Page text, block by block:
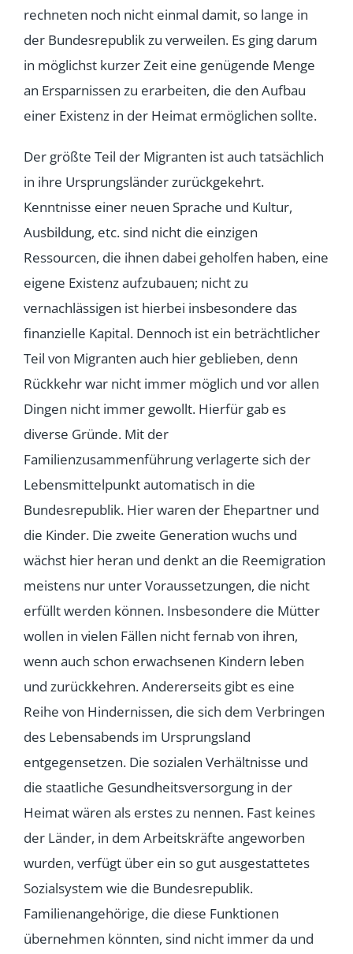
rechneten noch nicht einmal damit, so lange in
der Bundesrepublik zu verweilen. Es ging darum
in möglichst kurzer Zeit eine genügende Menge
an Ersparnissen zu erarbeiten, die den Aufbau
einer Existenz in der Heimat ermöglichen sollte.
Der größte Teil der Migranten ist auch tatsächlich
in ihre Ursprungsländer zurückgekehrt.
Kenntnisse einer neuen Sprache und Kultur,
Ausbildung, etc. sind nicht die einzigen
Ressourcen, die ihnen dabei geholfen haben, eine
eigene Existenz aufzubauen; nicht zu
vernachlässigen ist hierbei insbesondere das
finanzielle Kapital. Dennoch ist ein beträchtlicher
Teil von Migranten auch hier geblieben, denn
Rückkehr war nicht immer möglich und vor allen
Dingen nicht immer gewollt. Hierfür gab es
diverse Gründe. Mit der
Familienzusammenführung verlagerte sich der
Lebensmittelpunkt automatisch in die
Bundesrepublik. Hier waren der Ehepartner und
die Kinder. Die zweite Generation wuchs und
wächst hier heran und denkt an die Reemigration
meistens nur unter Voraussetzungen, die nicht
erfüllt werden können. Insbesondere die Mütter
wollen in vielen Fällen nicht fernab von ihren,
wenn auch schon erwachsenen Kindern leben
und zurückkehren. Andererseits gibt es eine
Reihe von Hindernissen, die sich dem Verbringen
des Lebensabends im Ursprungsland
entgegensetzen. Die sozialen Verhältnisse und
die staatliche Gesundheitsversorgung in der
Heimat wären als erstes zu nennen. Fast keines
der Länder, in dem Arbeitskräfte angeworben
wurden, verfügt über ein so gut ausgestattetes
Sozialsystem wie die Bundesrepublik.
Familienangehörige, die diese Funktionen
übernehmen könnten, sind nicht immer da und